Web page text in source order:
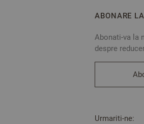
ABONARE
Abonati-va la
despre
Urmariti-ne: